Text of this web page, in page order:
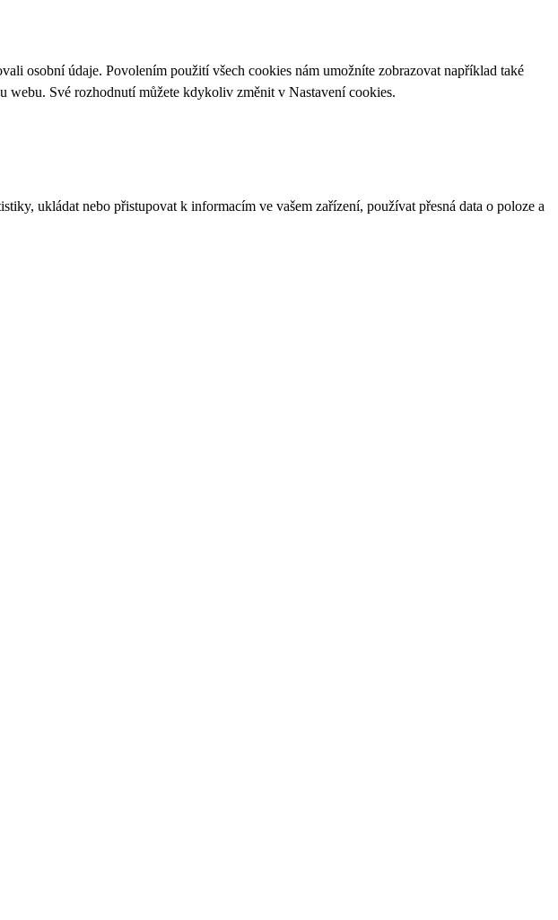
osobní údaje. Povolením použití všech cookies nám umožníte zobrazovat například také
webu. Své rozhodnutí můžete kdykoliv změnit v Nastavení cookies.
ukládat nebo přistupovat k informacím ve vašem zařízení, používat přesná data o poloze a